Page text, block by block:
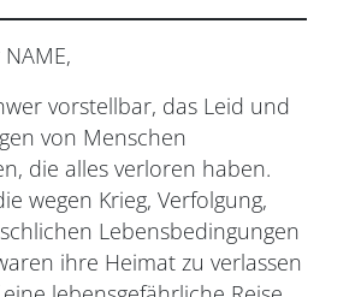
vorstellbar, das Leid und
von Menschen
die alles verloren haben.
wegen Krieg, Verfolgung,
Lebensbedingungen
ihre Heimat zu verlassen